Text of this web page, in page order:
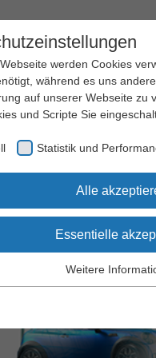
werden Cookies
während es uns
auf unserer Webseite zu
und Scripte Sie
Statistik und
Alle
Essentielle
Cookies werden für
funktioniert.
Weitere